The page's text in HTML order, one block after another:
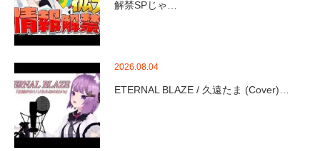
解禁SPじゃ…
2026.08.04
ETERNAL BLAZE / 久遠たま (Cover)…